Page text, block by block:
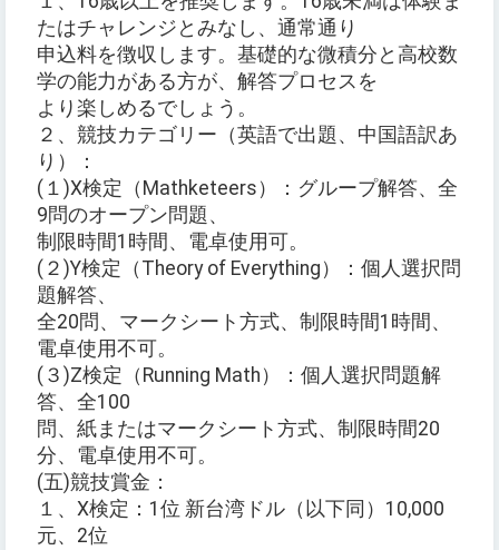
たはチャレンジとみなし、通常通り
申込料を徴収します。基礎的な微積分と高校数
学の能力がある方が、解答プロセスを
より楽しめるでしょう。
２、競技カテゴリー（英語で出題、中国語訳あ
り）：
(１)X検定（Mathketeers）：グループ解答、全
9問のオープン問題、
制限時間1時間、電卓使用可。
(２)Y検定（Theory of Everything）：個人選択問
題解答、
全20問、マークシート方式、制限時間1時間、
電卓使用不可。
(３)Z検定（Running Math）：個人選択問題解
答、全100
問、紙またはマークシート方式、制限時間20
分、電卓使用不可。
(五)競技賞金：
１、X検定：1位 新台湾ドル（以下同）10,000
元、2位